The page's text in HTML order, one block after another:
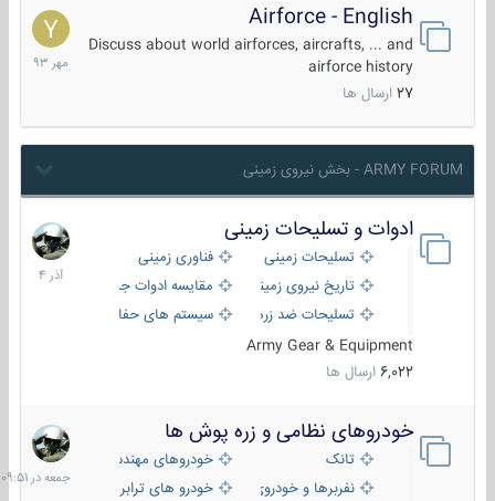
Airforce - English
Discuss about world airforces, aircrafts, ... and
airforce history
27 ارسال ها
15
مهر
1393
ARMY FORUM - بخش نیروی زمینی
ادوات و تسلیحات زمینی
تسلیحات زمینی
فناوری زمینی
تاریخ نیروی زمینی
مقایسه ادوات جنگی
تسلیحات ضد زره
سیستم های حفاظت فعال
Army Gear & Equipment
6,022 ارسال ها
21
آذر
1404
خودروهای نظامی و زره پوش ها
تانک
خودروهای مهندسی
نفربرها و خودروی های رزمی پیاده نظام
خودرو های ترابری نظامی
جمعه
در
09:51